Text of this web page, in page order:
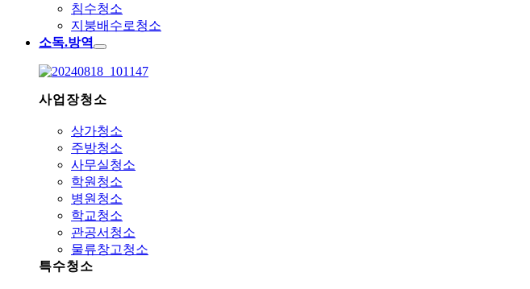
침수청소
지붕배수로청소
소독.방역
사업장청소
상가청소
주방청소
사무실청소
학원청소
병원청소
학교청소
관공서청소
물류창고청소
특수청소